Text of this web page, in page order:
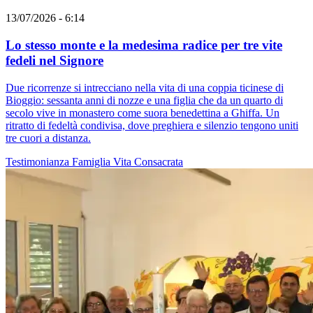
13/07/2026 - 6:14
Lo stesso monte e la medesima radice per tre vite
fedeli nel Signore
Due ricorrenze si intrecciano nella vita di una coppia ticinese di
Bioggio: sessanta anni di nozze e una figlia che da un quarto di
secolo vive in monastero come suora benedettina a Ghiffa. Un
ritratto di fedeltà condivisa, dove preghiera e silenzio tengono uniti
tre cuori a distanza.
Testimonianza Famiglia Vita Consacrata